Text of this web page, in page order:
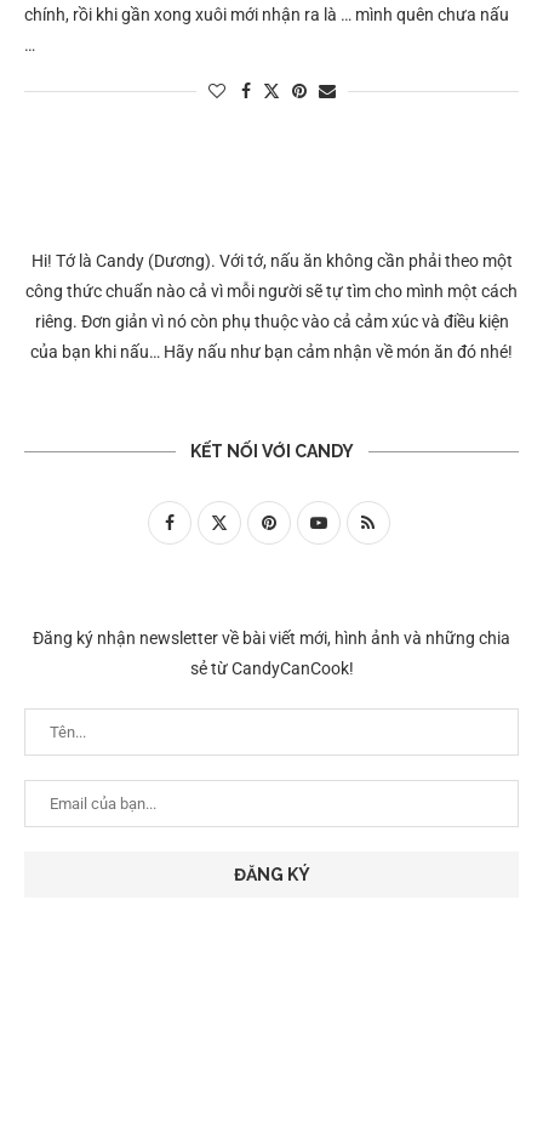
chính, rồi khi gần xong xuôi mới nhận ra là … mình quên chưa nấu
…
Hi! Tớ là Candy (Dương). Với tớ, nấu ăn không cần phải theo một
công thức chuẩn nào cả vì mỗi người sẽ tự tìm cho mình một cách
riêng. Đơn giản vì nó còn phụ thuộc vào cả cảm xúc và điều kiện
của bạn khi nấu… Hãy nấu như bạn cảm nhận về món ăn đó nhé!
KẾT NỐI VỚI CANDY
Đăng ký nhận newsletter về bài viết mới, hình ảnh và những chia
sẻ từ CandyCanCook!